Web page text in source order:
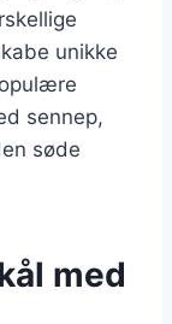
unikke
sennep,
søde
med